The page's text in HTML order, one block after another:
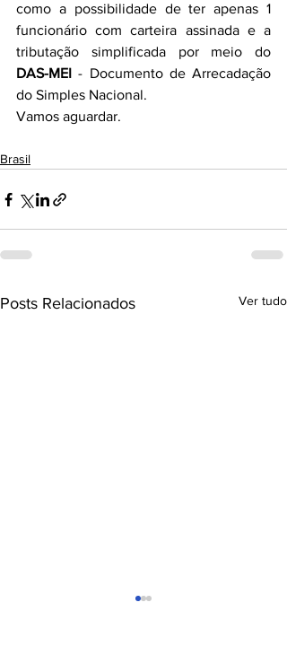
como a possibilidade de ter apenas 1
funcionário com carteira assinada e a
DAS-MEI - Documento de Arrecadação
do Simples Nacional.
Vamos aguardar.
Brasil
Posts Relacionados Ver tudo